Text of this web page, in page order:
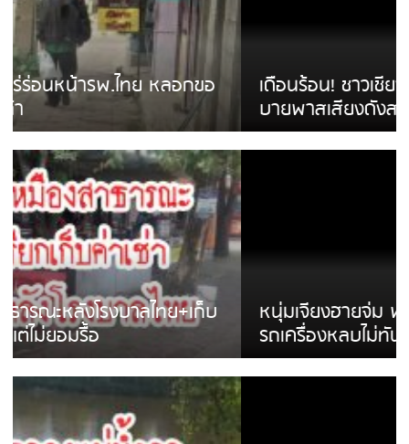
เดือนร้อน! ชาวเชียงรายบ่นรถ Isuzu สีขาวซิ่ง
บายพาสเสียงดังสร้างความรำคาญ
หนุ่มเจียงฮายจ่ม พบถังน้ำดื่มตกกลางถนน
รถเครื่องหลบไม่ทันล้มบาดเจ็บ